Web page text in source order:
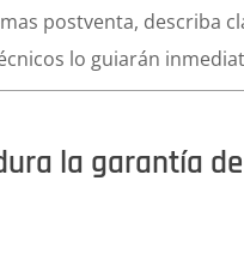
postventa, describa
lo guiarán
la garantía